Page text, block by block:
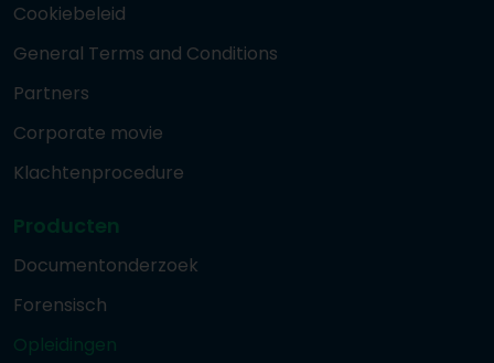
Cookiebeleid
General Terms and Conditions
Partners
Corporate movie
Klachtenprocedure
Producten
Documentonderzoek
Forensisch
Opleidingen